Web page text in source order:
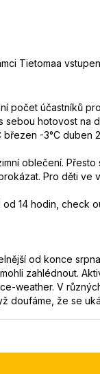
Tietomaa
počet účastníků
hotovost na
-3°C duben
oblečení.
Pro děti
14 hodin, check
od konce
zahlédnout.
weather. V
doufáme, že se